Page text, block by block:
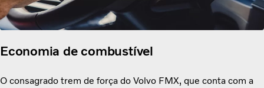
Economia de combustível
O consagrado trem de força do Volvo FMX, que conta com a